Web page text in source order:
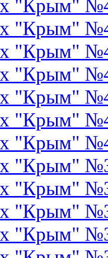
"Крым"
"Крым"
"Крым"
"Крым"
"Крым"
"Крым"
"Крым"
"Крым"
"Крым"
"Крым"
"Крым"